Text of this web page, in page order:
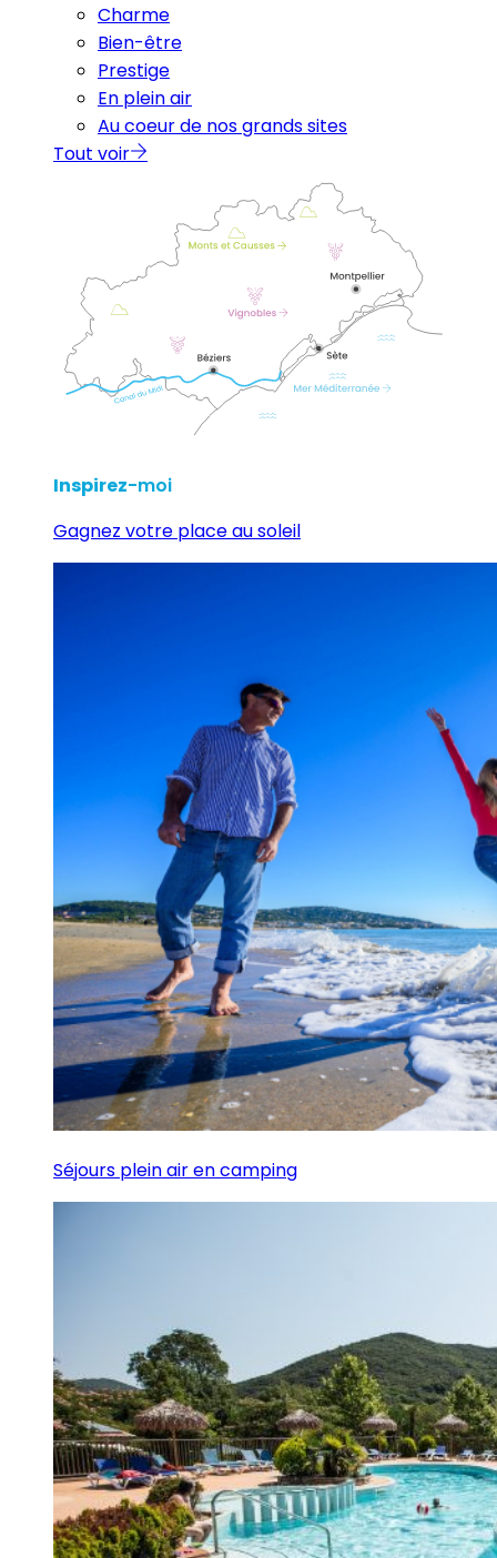
Charme
Bien-être
Prestige
En plein air
Au coeur de nos grands sites
Tout voir
Inspirez-moi
Gagnez votre place au soleil
Séjours plein air en camping